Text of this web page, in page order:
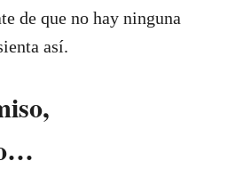
de que no hay ninguna
así.